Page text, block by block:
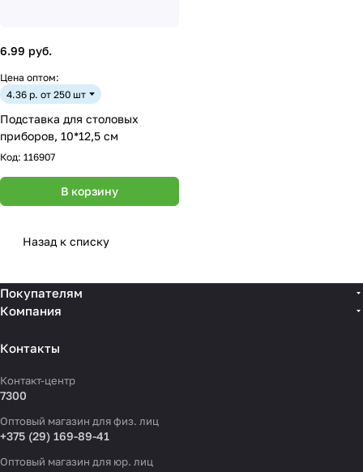
6.99 руб.
Цена оптом:
4.36 р. от 250 шт
Подставка для столовых
приборов, 10*12,5 см
Код: 116907
В корзину
Назад к списку
Покупателям
Компания
Контакты
Контакт-центр
7300
Оптовый магазин для физ. лиц
+375 (29) 169-89-41
Оптовый магазин для юр. лиц